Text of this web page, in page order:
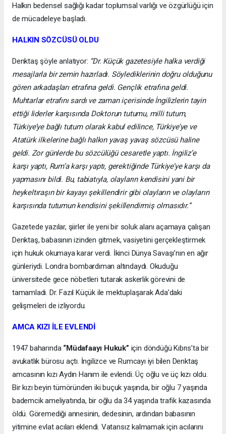
Halkın bedensel sağlığı kadar toplumsal varlığı ve özgürlüğü için
de mücadeleye başladı.
HALKIN SÖZCÜSÜ OLDU
Denktaş şöyle anlatıyor: “Dr. Küçük gazetesiyle halka verdiği
mesajlarla bir zemin hazırladı. Söylediklerinin doğru olduğunu
gören arkadaşları etrafına geldi. Gençlik etrafına geldi.
Muhtarlar etrafını sardı ve zaman içerisinde İngilizlerin tayin
ettiği liderler karşısında Doktorun tutumu, milli tutum,
Türkiye’ye bağlı tutum olarak kabul edilince, Türkiye’ye ve
Atatürk ilkelerine bağlı halkın yavaş yavaş sözcüsü haline
geldi. Zor günlerde bu sözcülüğü cesaretle yaptı. İngiliz’e
karşı yaptı, Rum’a karşı yaptı, gerektiğinde Türkiye’ye karşı da
yapmasını bildi. Bu, tabiatıyla, olayların kendisini yani bir
heykeltıraşın bir kayayı şekillendirir gibi olayların ve olayların
karşısında tutumun kendisini şekillendirmiş olmasıdır.”
Gazetede yazılar, şiirler ile yeni bir soluk alanı açamaya çalışan
Denktaş, babasının izinden gitmek, vasiyetini gerçekleştirmek
için hukuk okumaya karar verdi. İkinci Dünya Savaşı’nın en ağır
günleriydi. Londra bombardıman altındaydı. Okuduğu
üniversitede gece nöbetleri tutarak askerlik görevini de
tamamladı. Dr. Fazıl Küçük ile mektuplaşarak Ada’daki
gelişmeleri de izliyordu.
AMCA KIZI İLE EVLENDİ
1947 baharında “Müdafaayı Hukuk” için döndüğü Kıbrıs’ta bir
avukatlık bürosu açtı. İngilizce ve Rumcayı iyi bilen Denktaş
amcasının kızı Aydın Hanım ile evlendi. Üç oğlu ve üç kızı oldu.
Bir kızı beyin tümöründen iki buçuk yaşında, bir oğlu 7 yaşında
bademcik ameliyatında, bir oğlu da 34 yaşında trafik kazasında
öldü. Göremediği annesinin, dedesinin, ardından babasının
yitimine evlat acıları eklendi. Vatansız kalmamak için acılarını